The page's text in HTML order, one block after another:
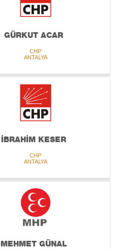
GÜRKUT ACAR
CHP
ANTALYA
İBRAHİM KESER
CHP
ANTALYA
MEHMET GÜNAL